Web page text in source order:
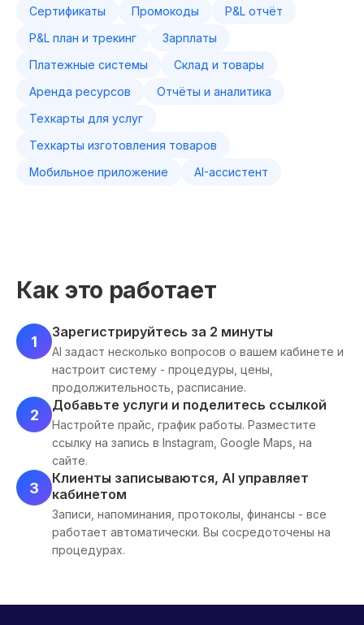
Сертификаты
Промокоды
P&L отчёт
P&L план и трекинг
Зарплаты
Платежные системы
Склад и товары
Аренда ресурсов
Отчёты и аналитика
Техкарты для услуг
Техкарты изготовления товаров
Мобильное приложение
AI-ассистент
Как это работает
1
Зарегистрируйтесь за 2 минуты
AI задаст несколько вопросов о вашем кабинете и
настроит систему - процедуры, цены,
продолжительность, расписание.
2
Добавьте услуги и поделитесь ссылкой
Настройте прайс, график работы. Разместите
ссылку на запись в Instagram, Google Maps, на
сайте.
3
Клиенты записываются, AI управляет
кабинетом
Записи, напоминания, протоколы, финансы - все
работает автоматически. Вы сосредоточены на
процедурах.